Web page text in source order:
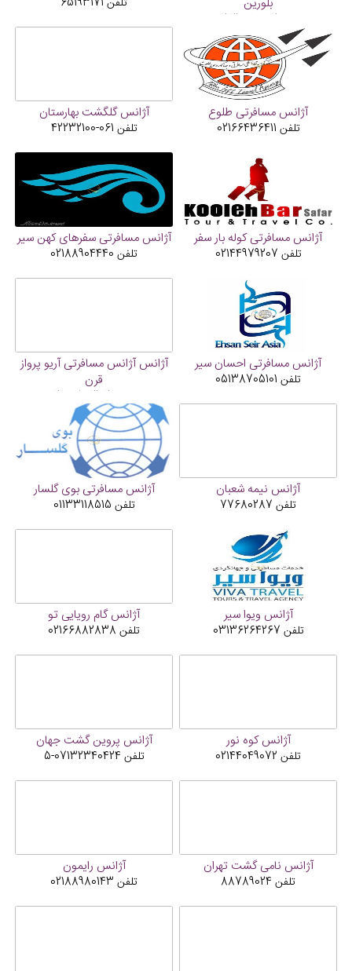
02136610082
آژانس مسافرتی طلوع
تلفن 02166436411
آژانس گلگشت بهارستان
تلفن 061-42232100
آژانس مسافرتی کوله بار سفر
تلفن 02144979207
آژانس مسافرتی سفرهای کهن سیر
تلفن 02188904440
آژانس مسافرتی احسان سیر
تلفن 05138705101
آژانس آژانس مسافرتی آریو پرواز
قرن
02188543424
آژانس نیمه شعبان
تلفن 77680287
آژانس مسافرتی بوی گلسار
تلفن 01133118515
آژانس ویوا سیر
تلفن 03136264267
آژانس گام رویایی تو
تلفن 02166882838
آژانس کوه نور
تلفن 02144049072
آژانس پروین گشت جهان
تلفن 07132340424-5
آژانس نامی گشت تهران
تلفن 88789024
آژانس رایمون
تلفن 02188980143